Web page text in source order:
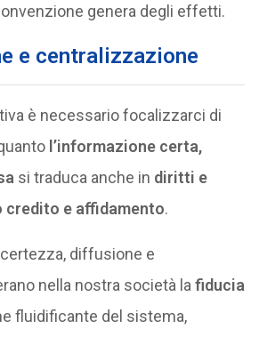
genera degli effetti.
e centralizzazione
è necessario focalizzarci di
l’informazione certa,
si traduca anche in diritti e
credito e affidamento.
diffusione e
nella nostra società la fiducia
fluidificante del sistema,